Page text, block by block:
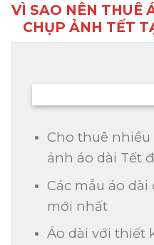
VÌ SAO NÊN THUÊ
CHỤP ẢNH TẾT
Cho thuê
ảnh áo dài Tết
Các mẫu áo
mới nhất
Áo dài với thiết